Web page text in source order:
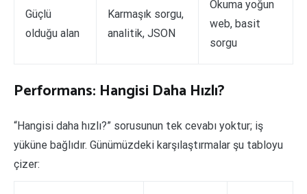
Güçlü
olduğu alan
Karmaşık sorgu,
analitik, JSON
Okuma yoğun
web, basit
sorgu
Performans: Hangisi Daha Hızlı?
“Hangisi daha hızlı?” sorusunun tek cevabı yoktur; iş
yüküne bağlıdır. Günümüzdeki karşılaştırmalar şu tabloyu
çizer: